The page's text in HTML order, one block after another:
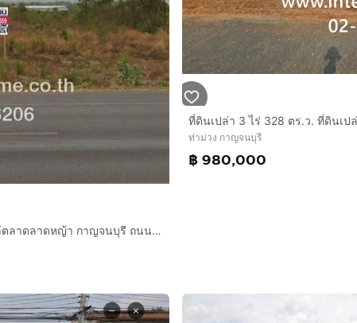
ที่ดินเปล่า 15 ไร่ 358.4 ตร.ว. ที่ดิน ใกล้ตลาดลาดหญ้า กาญจนบุรี ถนนหมายเลข3199 ถนนเทศบาลลาดหญ้า ถนนแสงชูโต เมืองกาญจนบุรี กาญจนบุรี
ท่าม่วง กาญจนบุรี
฿ 980,000